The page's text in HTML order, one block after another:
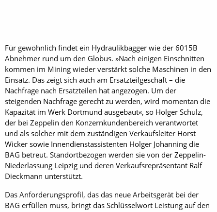
Für gewöhnlich findet ein Hydraulikbagger wie der 6015B
Abnehmer rund um den Globus. »Nach einigen Einschnitten
kommen im Mining wieder verstärkt solche Maschinen in den
Einsatz. Das zeigt sich auch am Ersatzteilgeschäft – die
Nachfrage nach Ersatzteilen hat angezogen. Um der
steigenden Nachfrage gerecht zu werden, wird momentan die
Kapazität im Werk Dortmund ausgebaut«, so Holger Schulz,
der bei Zeppelin den Konzernkundenbereich verantwortet
und als solcher mit dem zuständigen Verkaufsleiter Horst
Wicker sowie Innendienstassistenten Holger Johanning die
BAG betreut. Standortbezogen werden sie von der Zeppelin-
Niederlassung Leipzig und deren Verkaufsrepräsentant Ralf
Dieckmann unterstützt.
Das Anforderungsprofil, das das neue Arbeitsgerät bei der
BAG erfüllen muss, bringt das Schlüsselwort Leistung auf den